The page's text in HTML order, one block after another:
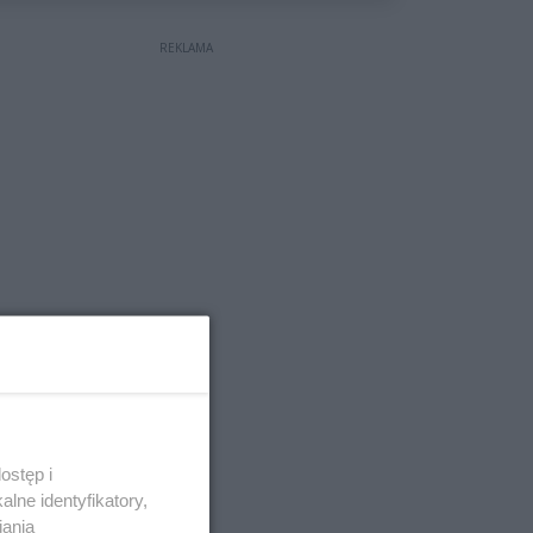
REKLAMA
i
identyfikatory,